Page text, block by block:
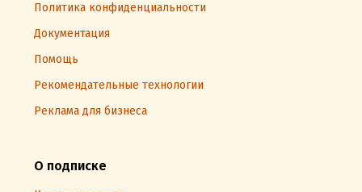
Политика конфиденциальности
Документация
Помощь
Рекомендательные технологии
Реклама для бизнеса
О подписке